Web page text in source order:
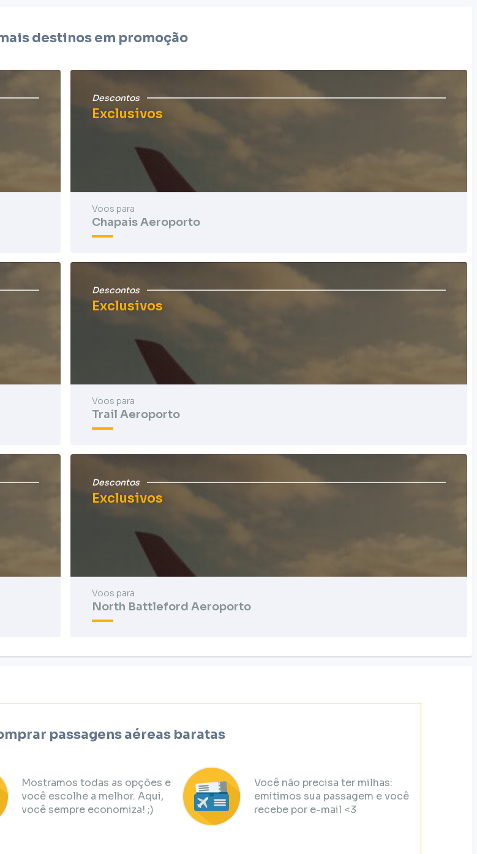
destinos em promoção
Descontos
Exclusivos
Voos para
Chapais Aeroporto
Descontos
Exclusivos
Voos para
Trail Aeroporto
Descontos
Exclusivos
Voos para
North Battleford Aeroporto
passagens aéreas baratas
Mostramos todas as opções e
você escolhe a melhor. Aqui,
você sempre economiza! ;)
Você não precisa ter milhas:
emitimos sua passagem e você
recebe por e-mail <3